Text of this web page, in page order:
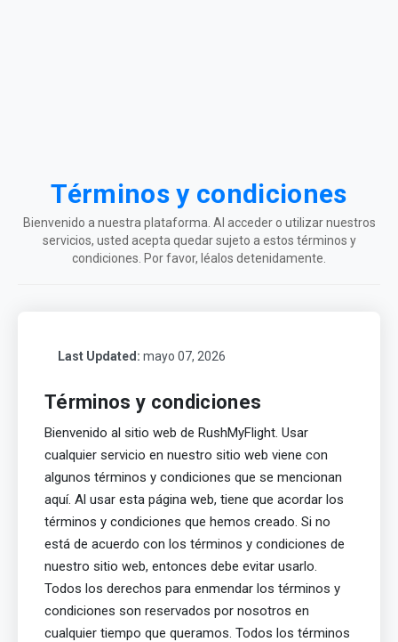
Términos y condiciones
Bienvenido a nuestra plataforma. Al acceder o utilizar nuestros
servicios, usted acepta quedar sujeto a estos términos y
condiciones. Por favor, léalos detenidamente.
Last Updated: mayo 07, 2026
Términos y condiciones
Bienvenido al sitio web de RushMyFlight. Usar
cualquier servicio en nuestro sitio web viene con
algunos términos y condiciones que se mencionan
aquí. Al usar esta página web, tiene que acordar los
términos y condiciones que hemos creado. Si no
está de acuerdo con los términos y condiciones de
nuestro sitio web, entonces debe evitar usarlo.
Todos los derechos para enmendar los términos y
condiciones son reservados por nosotros en
cualquier tiempo que queramos. Todos los términos